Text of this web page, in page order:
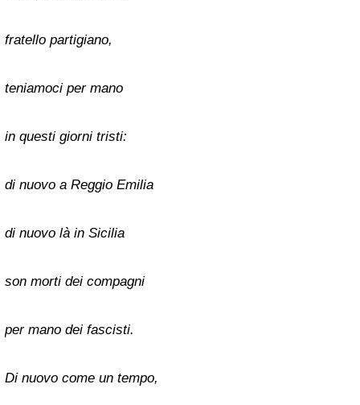
fratello partigiano,
teniamoci per mano
in questi giorni tristi:
di nuovo a Reggio Emilia
di nuovo là in Sicilia
son morti dei compagni
per mano dei fascisti.
Di nuovo come un tempo,